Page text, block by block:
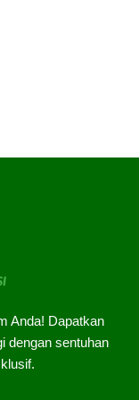
Anda! Dapatkan
dengan sentuhan